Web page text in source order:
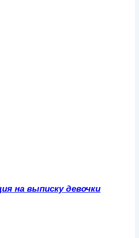
на выписку девочки